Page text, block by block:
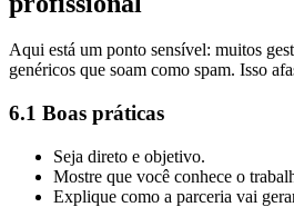
Aqui está um ponto sensível: muitos
genéricos que soam como spam. Isso
6.1 Boas práticas
Seja direto e objetivo.
Mostre que você conhece o
Explique como a parceria vai